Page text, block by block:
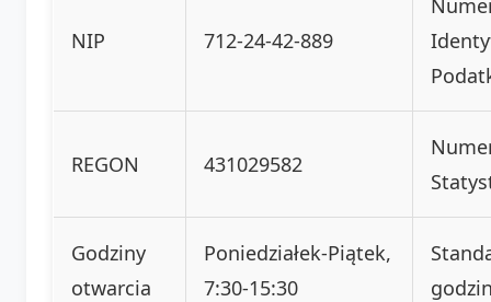
NIP 712-24-42-889
REGON 431029582
Godziny
otwarcia
Poniedziałek-Piątek,
7:30-15:30